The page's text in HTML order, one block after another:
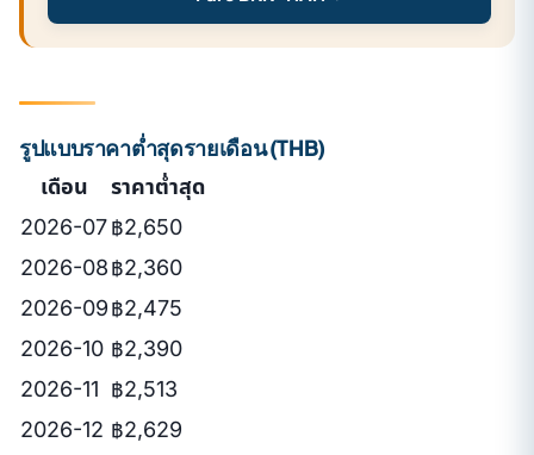
รูปแบบราคาต่ำสุดรายเดือน (THB)
เดือน
ราคาต่ำสุด
2026-07฿2,650
2026-08฿2,360
2026-09฿2,475
2026-10 ฿2,390
2026-11 ฿2,513
2026-12 ฿2,629